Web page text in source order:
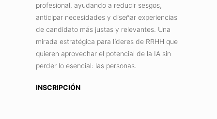
profesional, ayudando a reducir sesgos,
anticipar necesidades y diseñar experiencias
de candidato más justas y relevantes. Una
mirada estratégica para líderes de RRHH que
quieren aprovechar el potencial de la IA sin
perder lo esencial: las personas.
INSCRIPCIÓN